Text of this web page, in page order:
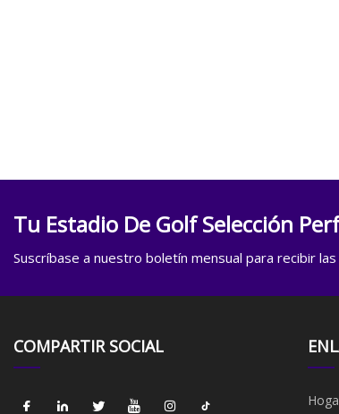
Tu Estadio De Golf Selección
Suscríbase a nuestro boletín mensual para recibir
COMPARTIR SOCIAL